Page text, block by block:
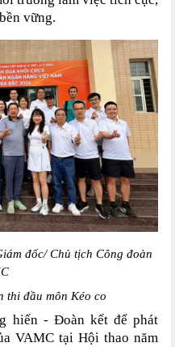
vững.
đốc/Chủ tịch Công đoàn
thi đầu môn Kéo co
hiến - Đoàn kết để phát
VAMC tại Hội thao năm